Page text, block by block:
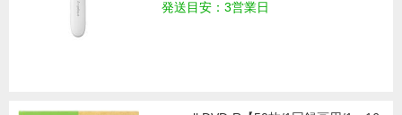
発送目安：3営業日